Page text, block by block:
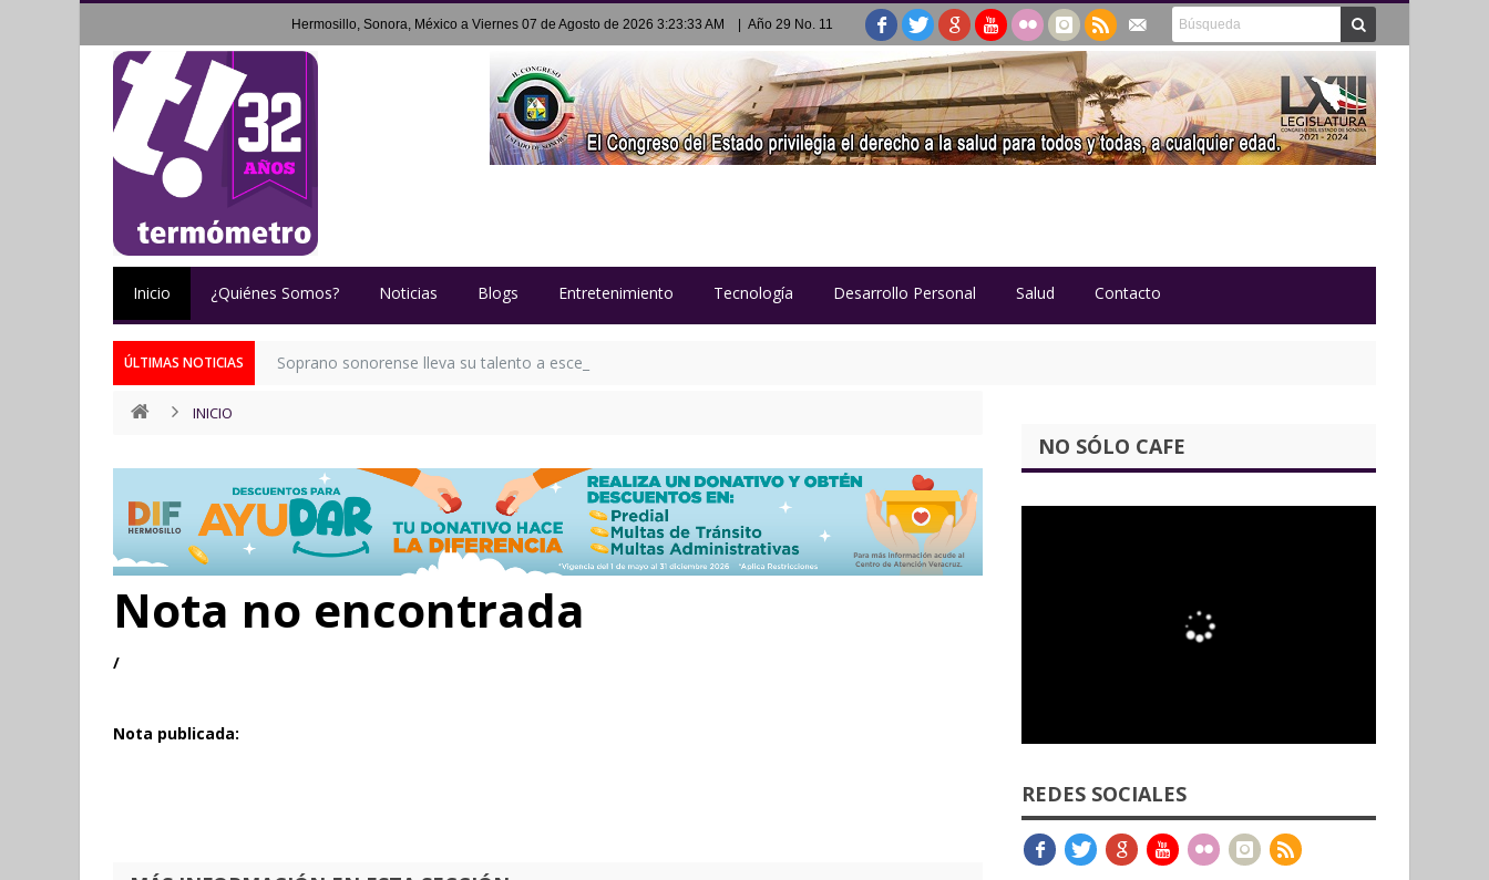
Hermosillo, Sonora, México a Viernes 07 de Agosto de 2026 3:23:33 AM | Año 29 No. 11
Inicio ¿Quiénes Somos? Noticias Blogs Entretenimiento Tecnología Desarrollo Personal Salud Contacto
ÚLTIMAS NOTICIAS Soprano sonorense lleva su talento a escenarios de Italia
INICIO
Nota no encontrada
/
Nota publicada:
NO SÓLO CAFE
REDES SOCIALES